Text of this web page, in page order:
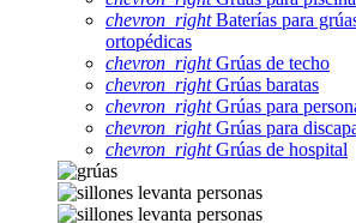
chevron_rightBaterías para
ortopédicas
chevron_rightGrúas de techo
chevron_rightGrúas baratas
chevron_rightGrúas para
chevron_rightGrúas para
chevron_rightGrúas de hospital